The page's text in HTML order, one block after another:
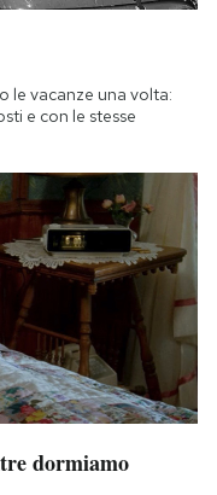
le vacanze una volta:
e con le stesse
dormiamo